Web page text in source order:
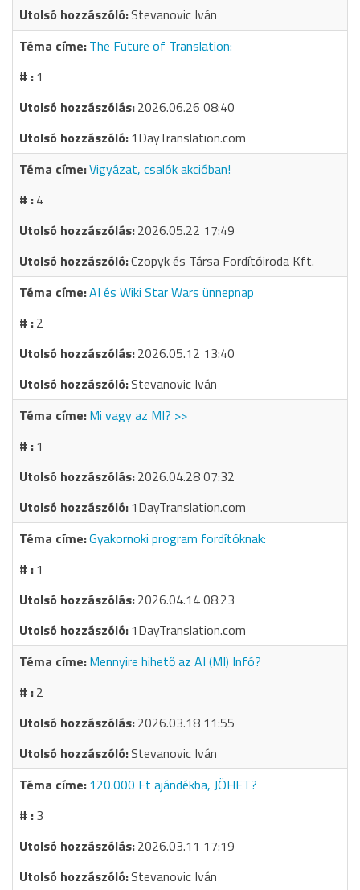
Stevanovic Iván
The Future of Translation:
1
2026.06.26 08:40
1DayTranslation.com
Vigyázat, csalók akcióban!
4
2026.05.22 17:49
Czopyk és Társa Fordítóiroda Kft.
AI és Wiki Star Wars ünnepnap
2
2026.05.12 13:40
Stevanovic Iván
Mi vagy az MI? >>
1
2026.04.28 07:32
1DayTranslation.com
Gyakornoki program fordítóknak:
1
2026.04.14 08:23
1DayTranslation.com
Mennyire hihető az AI (MI) Infó?
2
2026.03.18 11:55
Stevanovic Iván
120.000 Ft ajándékba, JÖHET?
3
2026.03.11 17:19
Stevanovic Iván